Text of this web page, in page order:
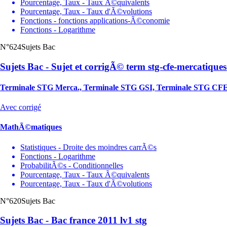
Pourcentage, Taux - Taux Ã©quivalents
Pourcentage, Taux - Taux d'Ã©volutions
Fonctions - fonctions applications-Ã©conomie
Fonctions - Logarithme
N°624Sujets Bac
Sujets Bac - Sujet et corrigÃ© term stg-cfe-
Terminale STG Merca., Terminale STG GSI, Terminale STG
Avec corrigé
MathÃ©matiques
Statistiques - Droite des moindres carrÃ©s
Fonctions - Logarithme
ProbabilitÃ©s - Conditionnelles
Pourcentage, Taux - Taux Ã©quivalents
Pourcentage, Taux - Taux d'Ã©volutions
N°620Sujets Bac
Sujets Bac - Bac france 2011 lv1 stg